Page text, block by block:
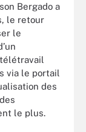
Bergado a
le retour
le
via le portail
des
le plus.